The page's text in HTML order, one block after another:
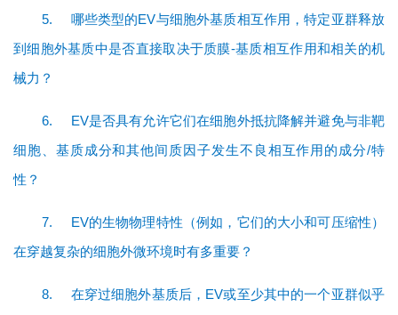
再
生
转
登录 注册
5.
哪些类型的EV与细胞外基质相互作用，特定亚群释放
到细胞外基质中是否直接取决于质膜-基质相互作用和相关的机
械力？
6.
EV是否具有允许它们在细胞外抵抗降解并避免与非靶
细胞、基质成分和其他间质因子发生不良相互作用的成分/特
性？
7.
EV的生物物理特性（例如，它们的大小和可压缩性）
在穿越复杂的细胞外微环境时有多重要？
8.
在穿过细胞外基质后，EV或至少其中的一个亚群似乎